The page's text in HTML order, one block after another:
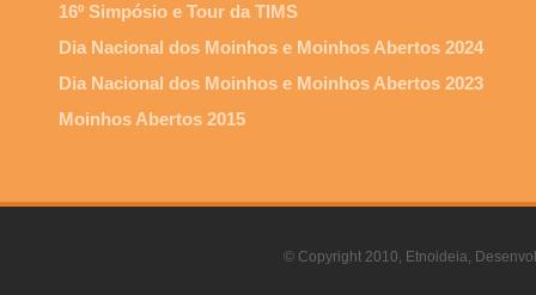
16º Simpósio e Tour da TIMS
Dia Nacional dos Moinhos e Moinhos Abertos 2024
Dia Nacional dos Moinhos e Moinhos Abertos 2023
Moinhos Abertos 2015
© Copyright 2010, Etnoideia,